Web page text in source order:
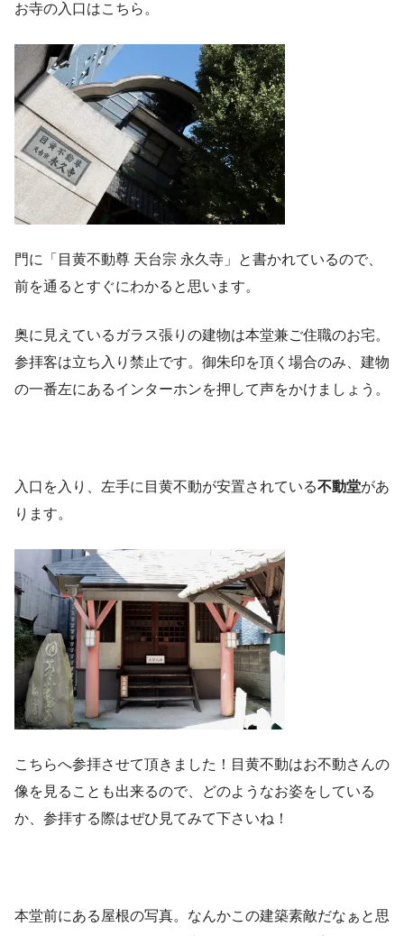
お寺の入口はこちら。
門に「目黄不動尊 天台宗 永久寺」と書かれているので、
前を通るとすぐにわかると思います。
奥に見えているガラス張りの建物は本堂兼ご住職のお宅。
参拝客は立ち入り禁止です。御朱印を頂く場合のみ、建物
の一番左にあるインターホンを押して声をかけましょう。
入口を入り、左手に目黄不動が安置されている不動堂があ
ります。
こちらへ参拝させて頂きました！目黄不動はお不動さんの
像を見ることも出来るので、どのようなお姿をしている
か、参拝する際はぜひ見てみて下さいね！
本堂前にある屋根の写真。なんかこの建築素敵だなぁと思